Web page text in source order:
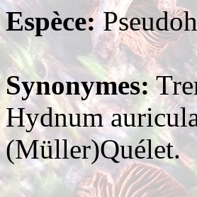
Espèce:
Synonymes:
Hydnum
(Müller)Quélet.